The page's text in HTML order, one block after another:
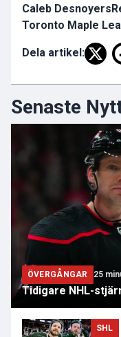
Caleb Desnoyers
Toronto Maple
Dela artikel:
Senaste
ÖVERGÅNGAR 25
Tidigare NHL-
SHL